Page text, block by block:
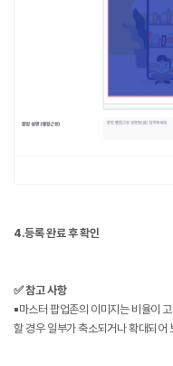
4.등록 완료 후 확인
✅ 참고 사항
▪️마스터 팝업존의 이미지는 비율이
할 경우 일부가 축소되거나 확대되어